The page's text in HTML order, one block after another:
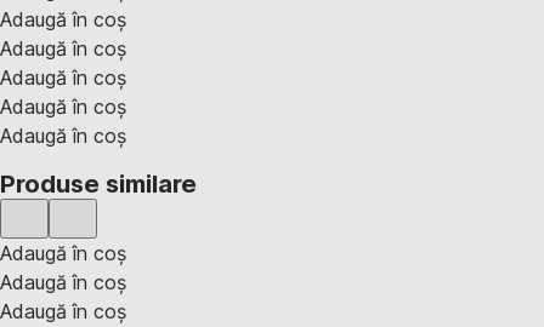
Adaugă în coș
Adaugă în coș
Adaugă în coș
Adaugă în coș
Adaugă în coș
Produse similare
Adaugă în coș
Adaugă în coș
Adaugă în coș